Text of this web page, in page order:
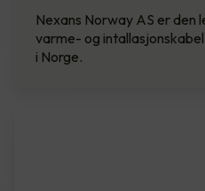
Nexans Norway AS er den
varme- og
i Norge.